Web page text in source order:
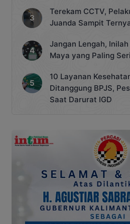
Terekam CCTV,
Juanda Sampit
Jangan Lengah,
Maya yang Paling
10 Layanan
Ditanggung BPJS,
Saat Darurat IGD